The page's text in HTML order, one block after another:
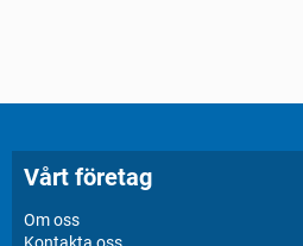
Vårt företag
Om oss